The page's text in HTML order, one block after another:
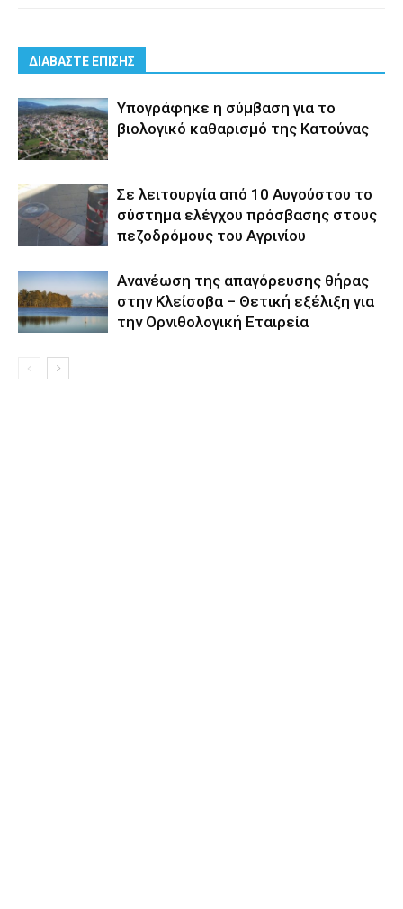
ΔΙΑΒΑΣΤΕ ΕΠΙΣΗΣ
Yπογράφηκε η σύμβαση για το
βιολογικό καθαρισμό της Κατούνας
Σε λειτουργία από 10 Αυγούστου το
σύστημα ελέγχου πρόσβασης στους
πεζοδρόμους του Αγρινίου
Aνανέωση της απαγόρευσης θήρας
στην Κλείσοβα – Θετική εξέλιξη για
την Ορνιθολογική Εταιρεία